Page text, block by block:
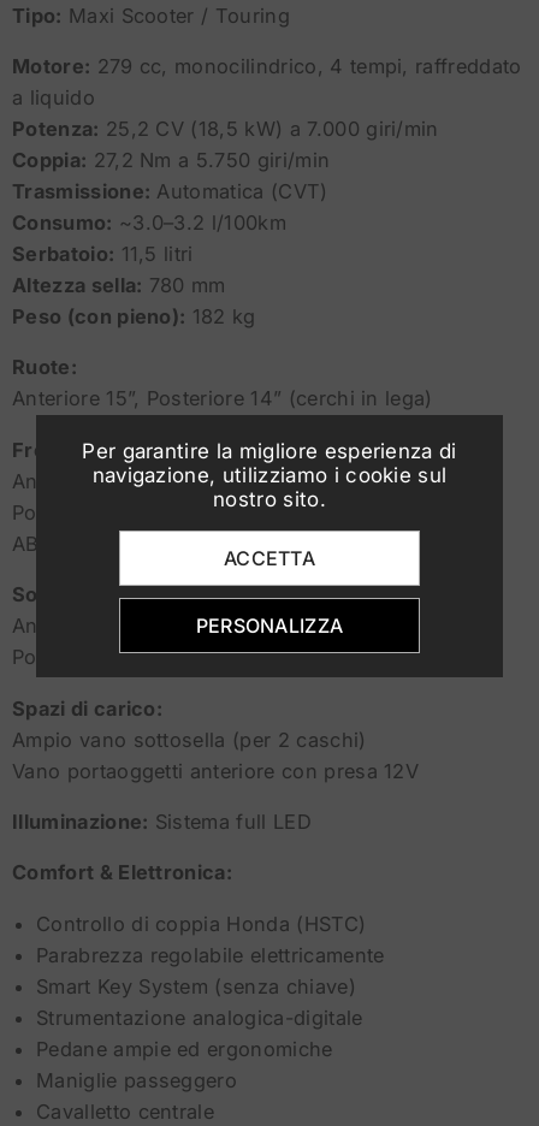
Per garantire la migliore esperienza di
navigazione, utilizziamo i cookie sul
nostro sito.
ACCETTA
PERSONALIZZA
Tipo: Maxi Scooter / Touring
Motore: 279 cc, monocilindrico, 4 tempi, raffreddato
a liquido
Potenza: 25,2 CV (18,5 kW) a 7.000 giri/min
Coppia: 27,2 Nm a 5.750 giri/min
Trasmissione: Automatica (CVT)
Consumo: ~3.0–3.2 l/100km
Serbatoio: 11,5 litri
Altezza sella: 780 mm
Peso (con pieno): 182 kg
Ruote:
Anteriore 15”, Posteriore 14” (cerchi in lega)
Freni:
Anteriore: disco 256 mm
Posteriore: disco 240 mm
ABS a doppio canale
Sospensioni:
Anteriore: forcella telescopica 33 mm
Posteriore: doppi ammortizzatori
Spazi di carico:
Ampio vano sottosella (per 2 caschi)
Vano portaoggetti anteriore con presa 12V
Illuminazione: Sistema full LED
Comfort & Elettronica:
Controllo di coppia Honda (HSTC)
Parabrezza regolabile elettricamente
Smart Key System (senza chiave)
Strumentazione analogica-digitale
Pedane ampie ed ergonomiche
Maniglie passeggero
Cavalletto centrale